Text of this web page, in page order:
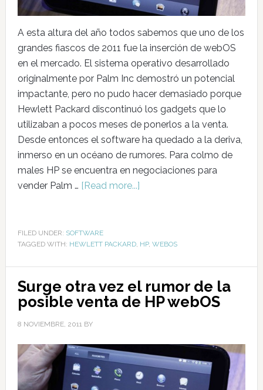
A esta altura del año todos sabemos que uno de los
grandes fiascos de 2011 fue la inserción de webOS
en el mercado. El sistema operativo desarrollado
originalmente por Palm Inc demostró un potencial
impactante, pero no pudo hacer demasiado porque
Hewlett Packard discontinuó los gadgets que lo
utilizaban a pocos meses de ponerlos a la venta.
Desde entonces el software ha quedado a la deriva,
inmerso en un océano de rumores. Para colmo de
males HP se encuentra en negociaciones para
vender Palm … [Read more...]
FILED UNDER: SOFTWARE
TAGGED WITH: HEWLETT PACKARD, HP, WEBOS
Surge otra vez el rumor de la
posible venta de HP webOS
8 NOVIEMBRE, 2011BY